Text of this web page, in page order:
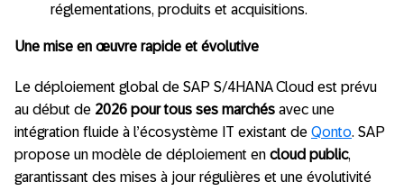
réglementations, produits et acquisitions.
Une mise en œuvre rapide et évolutive
Le déploiement global de SAP S/4HANA Cloud est prévu
au début de 2026 pour tous ses marchés avec une
intégration fluide à l’écosystème IT existant de Qonto. SAP
propose un modèle de déploiement en cloud public,
garantissant des mises à jour régulières et une évolutivité